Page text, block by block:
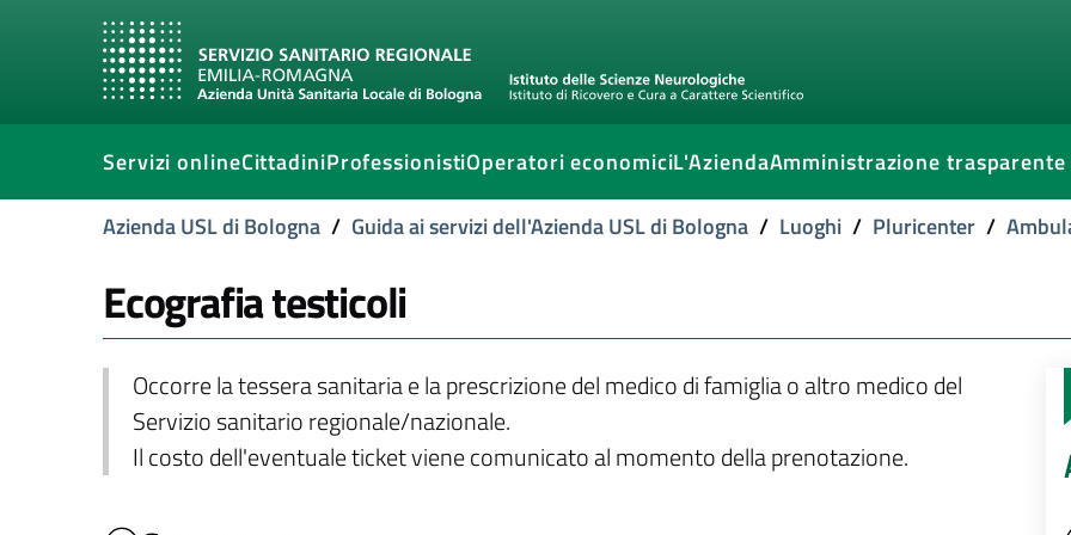
Servizi onlineCittadiniProfessionistiOperatori economiciL'AziendaAmministrazione trasparente
Azienda USL di Bologna / Guida ai servizi dell'Azienda USL di Bologna / Luoghi / Pluricenter /
Ecografia testicoli
Occorre la tessera sanitaria e la prescrizione del medico di famiglia o altro medico del
Servizio sanitario regionale/nazionale.
Il costo dell'eventuale ticket viene comunicato al momento della prenotazione.